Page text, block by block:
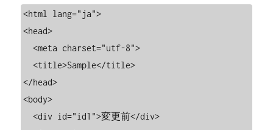
<html lang="ja">
<head>
  <meta charset="utf-8">
  <title>Sample</title>
</head>
<body>
  <div id="id1">変更前</div>